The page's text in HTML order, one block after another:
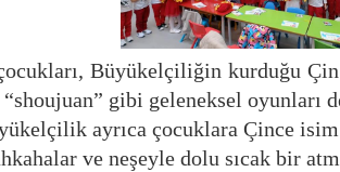
Büyükelçiliğin kurduğu
gibi geleneksel
ayrıca çocuklara Çince
ve neşeyle dolu sıcak bir